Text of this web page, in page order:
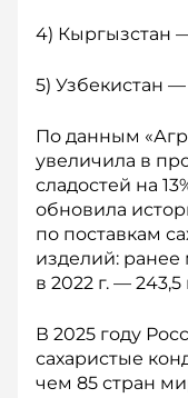
4) Кыргызстан
5) Узбекистан
По данным
увеличила в
сладостей на
обновила
по поставкам
изделий:
в 2022 г. —
В 2025 году
сахаристые
чем 85 стран